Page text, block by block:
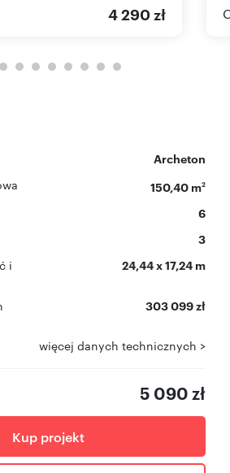
4 290 zł
Archeton
150,40 m2
6
3
i
24,44 x 17,24 m
303 099 zł
więcej danych technicznych >
5 090 zł
Kup projekt